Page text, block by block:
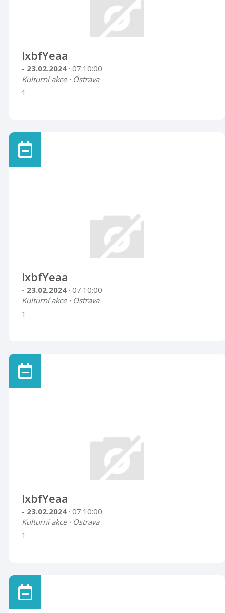
lxbfYeaa
- 23.02.2024 · 07:10:00
Kulturní akce · Ostrava
1
lxbfYeaa
- 23.02.2024 · 07:10:00
Kulturní akce · Ostrava
1
lxbfYeaa
- 23.02.2024 · 07:10:00
Kulturní akce · Ostrava
1